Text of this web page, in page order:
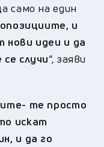
само на един
и
нови идеи и да
случи“, заяви
те просто
искат
и да го